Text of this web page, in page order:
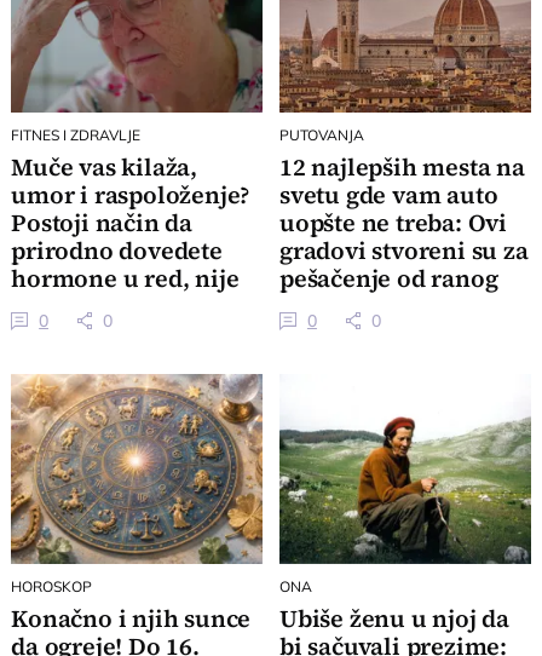
FITNES I ZDRAVLJE
Muče vas kilaža,
umor i raspoloženje?
Postoji način da
prirodno dovedete
hormone u red, nije
sve u stresu
0 0
PUTOVANJA
12 najlepših mesta na
svetu gde vam auto
uopšte ne treba: Ovi
gradovi stvoreni su za
pešačenje od ranog
jutra
0 0
HOROSKOP
Konačno i njih sunce
da ogreje! Do 16.
ONA
Ubiše ženu u njoj da
bi sačuvali prezime: